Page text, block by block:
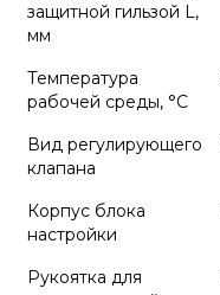
защитной гильзой L,
мм
Температура
рабочей среды, °С
Вид регулирующего
клапана
Корпус блока
настройки
Рукоятка для